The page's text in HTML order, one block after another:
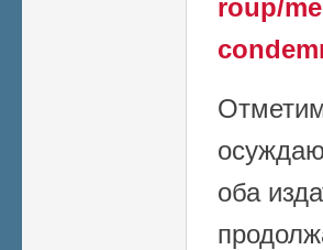
roup/
оба